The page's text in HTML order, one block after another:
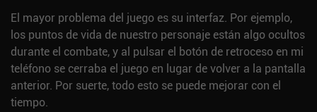
El mayor problema del juego es su interfaz. Por ejemplo,
los puntos de vida de nuestro personaje están algo ocultos
durante el combate, y al pulsar el botón de retroceso en mi
teléfono se cerraba el juego en lugar de volver a la pantalla
anterior. Por suerte, todo esto se puede mejorar con el
tiempo.